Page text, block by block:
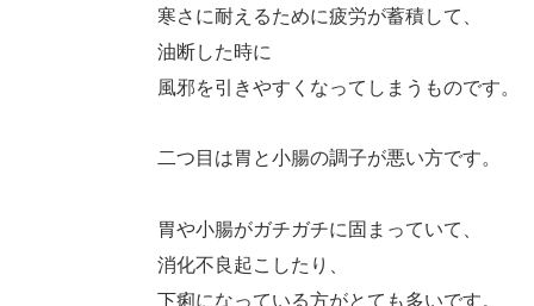
寒さに耐えるために疲労が蓄積して、
油断した時に
風邪を引きやすくなってしまうものです。
二つ目は胃と小腸の調子が悪い方です。
胃や小腸がガチガチに固まっていて、
消化不良起こしたり、
下痢になっている方がとても多いです。